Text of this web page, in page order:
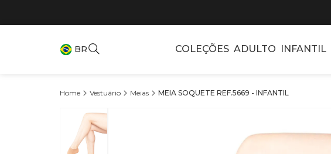
BR COLEÇÕES ADULTO INFANTIL
Vestuário Meias MEIA SOQUETE REF.5669 - INFANTIL